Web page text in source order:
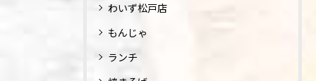
わいず松戸店
もんじゃ
ランチ